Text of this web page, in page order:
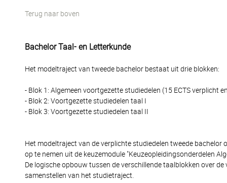
Terug naar boven
Bachelor Taal- en Letterkunde
Het modeltraject van tweede bachelor bestaat uit drie blokken:
- Blok 1: Algemeen voortgezette studiedelen (15 ECTS verplicht
- Blok 2: Voortgezette studiedelen taal I
- Blok 3: Voortgezette studiedelen taal II
Het modeltraject van de verplichte studiedelen tweede bachelor
op te nemen uit de keuzemodule "Keuzeopleidingsonderdelen
De logische opbouw tussen de verschillende taalblokken over
samenstellen van het studietraject.